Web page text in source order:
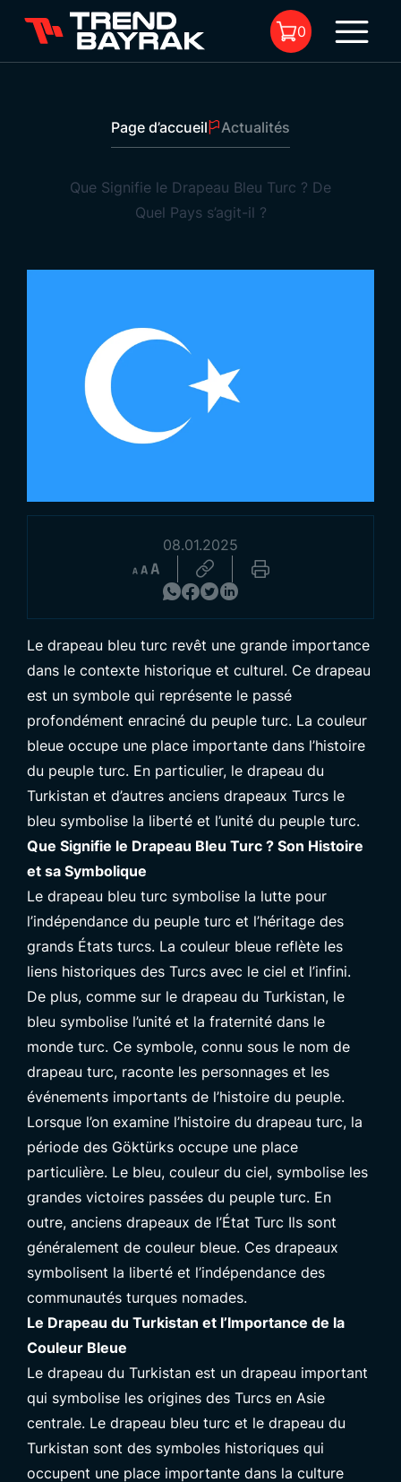
Que Signifie le Drapeau Bleu Turc ? De Quel Pays
0
Page d’accueil Actualités
Que Signifie le Drapeau Bleu Turc ? De
Quel Pays s’agit-il ?
08.01.2025
Le drapeau bleu turc revêt une grande importance
dans le contexte historique et culturel. Ce drapeau
est un symbole qui représente le passé
profondément enraciné du peuple turc. La couleur
bleue occupe une place importante dans l’histoire
du peuple turc. En particulier, le drapeau du
Turkistan et d’autres anciens drapeaux Turcs le
bleu symbolise la liberté et l’unité du peuple turc.
Que Signifie le Drapeau Bleu Turc ? Son Histoire
et sa Symbolique
Le drapeau bleu turc symbolise la lutte pour
l’indépendance du peuple turc et l’héritage des
grands États turcs. La couleur bleue reflète les
liens historiques des Turcs avec le ciel et l’infini.
De plus, comme sur le drapeau du Turkistan, le
bleu symbolise l’unité et la fraternité dans le
monde turc. Ce symbole, connu sous le nom de
drapeau turc, raconte les personnages et les
événements importants de l’histoire du peuple.
Lorsque l’on examine l’histoire du drapeau turc, la
période des Göktürks occupe une place
particulière. Le bleu, couleur du ciel, symbolise les
grandes victoires passées du peuple turc. En
outre, anciens drapeaux de l’État Turc Ils sont
généralement de couleur bleue. Ces drapeaux
symbolisent la liberté et l’indépendance des
communautés turques nomades.
Le Drapeau du Turkistan et l’Importance de la
Couleur Bleue
Le drapeau du Turkistan est un drapeau important
qui symbolise les origines des Turcs en Asie
centrale. Le drapeau bleu turc et le drapeau du
Turkistan sont des symboles historiques qui
occupent une place importante dans la culture
Découvrez nos Produits